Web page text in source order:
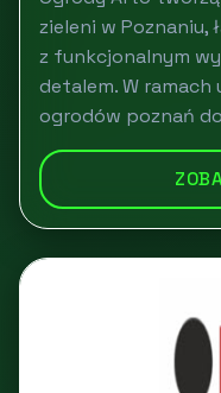
zieleni w Poznaniu,
z funkcjonalnym
detalem. W
ogrodów poznań